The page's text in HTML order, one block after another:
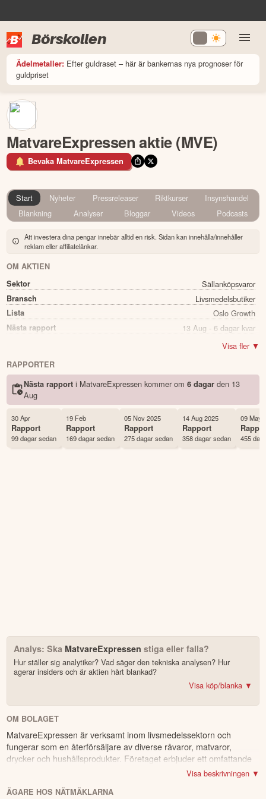
Börskollen
Ädelmetaller: Efter guldraset – här är bankernas nya prognoser för
guldpriset
MatvareExpressen aktie (MVE)
Bevaka MatvareExpressen
Start Nyheter Pressreleaser Riktkurser
Insynshandel
Blankning
Analyser Bloggar Videos Podcasts
Att investera dina pengar innebär alltid en risk. Sidan kan innehålla/innehåller
reklam eller affiliatelänkar.
OM AKTIEN
Sektor
Sällanköpsvaror
Bransch Livsmedelsbutiker
Lista Oslo Growth
Nästa rapport 13 Aug - 6 dagar kvar
Nej
MVE
Status Noterad
Land
Första handelsdag 28 Sep 2023
Antal ägare Avanza 8 st
Antal ägare Nordnet
Visa fler ▼
RAPPORTER
Nästa rapport i MatvareExpressen kommer om 6 dagarden 13
Aug
30 Apr
Rapport
99 dagar sedan
19 Feb
Rapport
169 dagar sedan
05 Nov 2025
Rapport
275 dagar sedan
14 Aug 2025
Rapport
358 dagar sedan
09 May
455
Analys: Ska MatvareExpressen stiga eller falla?
Hur ställer sig analytiker? Vad säger den tekniska analysen? Hur
agerar insiders och är aktien hårt blankad?
erbjudandet!
4.2av 5
Trustpilot
10 000+ olika marknader samlade – aktier, ETF:er & krypto
För- & efterhandel på utvalda börser – ligg steget före
Visa köp/blanka ▼
OM BOLAGET
MatvareExpressen är verksamt inom livsmedelssektorn och
fungerar som en återförsäljare av diverse råvaror, matvaror,
drycker och hushållsprodukter. Företaget erbjuder ett omfattande
sortiment som innefattar bland annat spannmål, bröd,
levereras direkt till kundernas hem. Företagets huvudsakliga
Visa beskrivningen ▼
ÄGARE HOS NÄTMÄKLARNA